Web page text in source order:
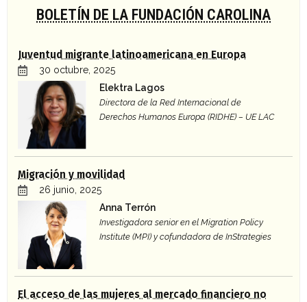
BOLETÍN DE LA FUNDACIÓN CAROLINA
Juventud migrante latinoamericana en Europa
30 octubre, 2025
Elektra Lagos
Directora de la Red Internacional de
Derechos Humanos Europa (RIDHE) – UE LAC
Migración y movilidad
26 junio, 2025
Anna Terrón
Investigadora senior en el Migration Policy
Institute (MPI) y cofundadora de InStrategies
El acceso de las mujeres al mercado financiero no